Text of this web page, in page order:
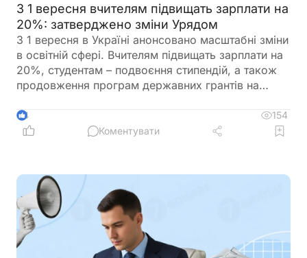
З 1 вересня вчителям підвищать зарплати на
20%: затверджено зміни Урядом
З 1 вересня в Україні анонсовано масштабні зміни
в освітній сфері. Вчителям підвищать зарплати на
20%, студентам – подвоєння стипендій, а також
продовження програм державних грантів на
праці педагогів, яка передбачає нові посадові
оклади та поступовий перехід від Єдиної тарифної
4
154
Коментувати